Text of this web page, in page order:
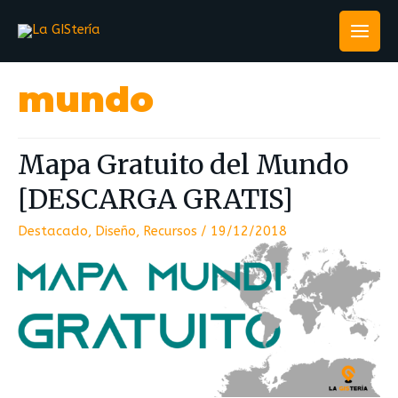
mundo
Mapa Gratuito del Mundo
[DESCARGA GRATIS]
Destacado, Diseño, Recursos / 19/12/2018